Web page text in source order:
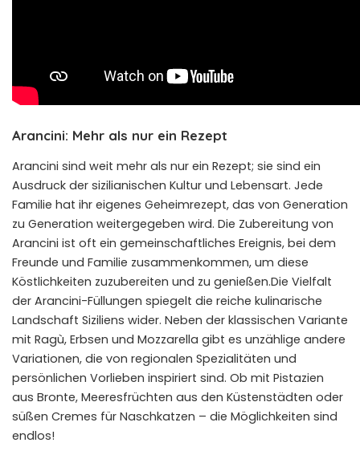
Arancini: Mehr als nur ein Rezept
Arancini sind weit mehr als nur ein Rezept; sie sind ein
Ausdruck der sizilianischen Kultur und Lebensart. Jede
Familie hat ihr eigenes Geheimrezept, das von Generation
zu Generation weitergegeben wird. Die Zubereitung von
Arancini ist oft ein gemeinschaftliches Ereignis, bei dem
Freunde und Familie zusammenkommen, um diese
Köstlichkeiten zuzubereiten und zu genießen.Die Vielfalt
der Arancini-Füllungen spiegelt die reiche kulinarische
Landschaft Siziliens wider. Neben der klassischen Variante
mit Ragù, Erbsen und Mozzarella gibt es unzählige andere
Variationen, die von regionalen Spezialitäten und
persönlichen Vorlieben inspiriert sind. Ob mit Pistazien
aus Bronte, Meeresfrüchten aus den Küstenstädten oder
süßen Cremes für Naschkatzen – die Möglichkeiten sind
endlos!